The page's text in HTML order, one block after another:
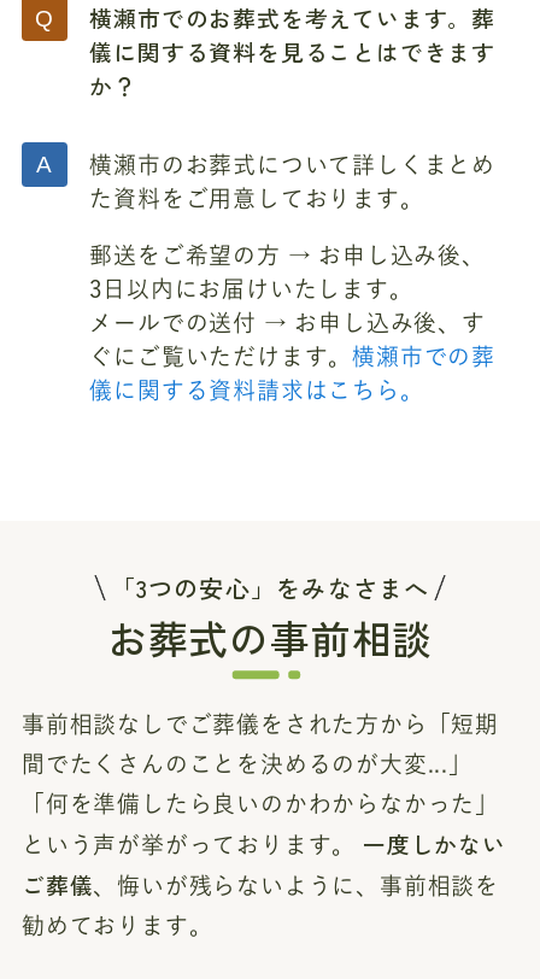
横瀬市でのお葬式を考えています。葬
儀に関する資料を見ることはできます
か？
横瀬市のお葬式について詳しくまとめ
た資料をご用意しております。
郵送をご希望の方 → お申し込み後、
3日以内にお届けいたします。
メールでの送付 → お申し込み後、す
ぐにご覧いただけます。横瀬市での葬
儀に関する資料請求はこちら。
「3つの安心」をみなさまへ
お葬式の事前相談
事前相談なしでご葬儀をされた方から「短期
間でたくさんのことを決めるのが大変...」
「何を準備したら良いのかわからなかった」
という声が挙がっております。 一度しかない
ご葬儀、悔いが残らないように、事前相談を
勧めております。